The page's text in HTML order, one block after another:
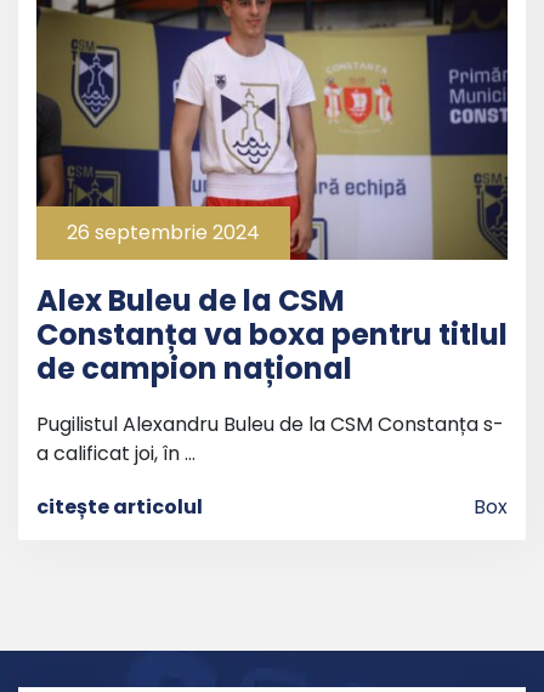
26 septembrie 2024
Alex Buleu de la CSM
Constanța va boxa pentru titlul
de campion național
Pugilistul Alexandru Buleu de la CSM Constanța s-
a calificat joi, în …
citește articolul
Box